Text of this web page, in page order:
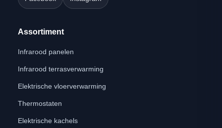
Assortiment
Infrarood panelen
Infrarood terrasverwarming
Elektrische vloerverwarming
Thermostaten
Elektrische kachels